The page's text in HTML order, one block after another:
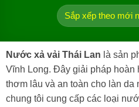
Nước xả vải Thái Lan là sản
Vĩnh Long. Đây giải pháp hoàn
thơm lâu và an toàn cho làn da
chung tôi cung cấp các loại